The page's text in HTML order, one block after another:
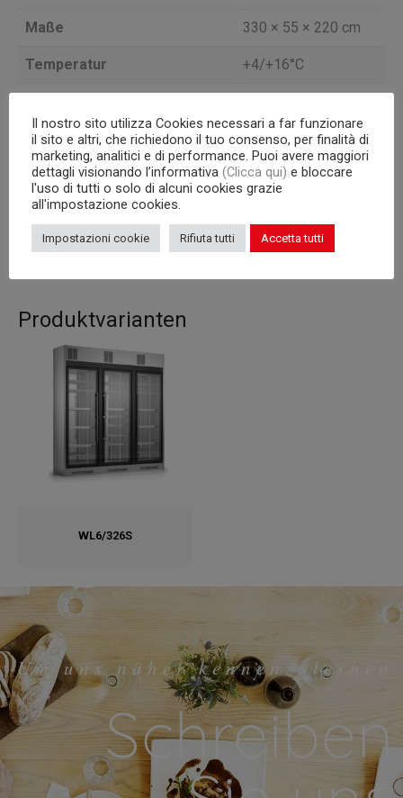
Maße 330 × 55 × 220 cm
Temperatur +4/+16°C
Kondensatoreinheit a bordo
Version
DURCHGEHENDE
AUSFÜHRUNG
Interne Kapazität 512 Flaschen
Produktvarianten
WL6/326S
Um uns näher kennenzulernen
Schreiben
Il nostro sito utilizza Cookies necessari a far funzionare
il sito e altri, che richiedono il tuo consenso, per finalità di
marketing, analitici e di performance. Puoi avere maggiori
dettagli visionando l’informativa (Clicca qui) e bloccare
l'uso di tutti o solo di alcuni cookies grazie
all'impostazione cookies.
Impostazioni cookie Rifiuta tutti Accetta tutti